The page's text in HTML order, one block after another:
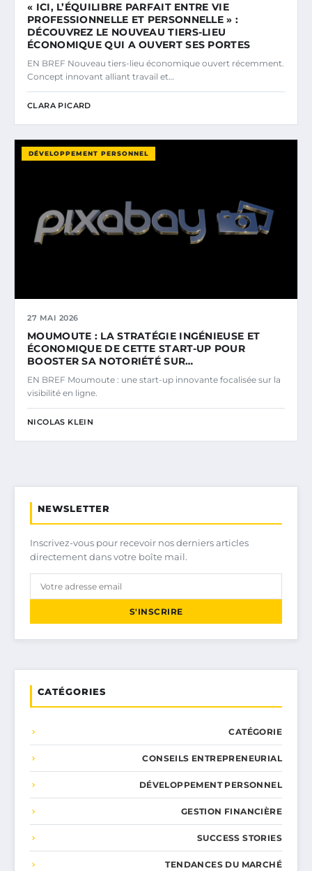
« ICI, L’ÉQUILIBRE PARFAIT ENTRE VIE
PROFESSIONNELLE ET PERSONNELLE » :
DÉCOUVREZ LE NOUVEAU TIERS-LIEU
ÉCONOMIQUE QUI A OUVERT SES PORTES
EN BREF Nouveau tiers-lieu économique ouvert récemment.
Concept innovant alliant travail et…
CLARA PICARD
DÉVELOPPEMENT PERSONNEL
27 MAI 2026
MOUMOUTE : LA STRATÉGIE INGÉNIEUSE ET
ÉCONOMIQUE DE CETTE START-UP POUR
BOOSTER SA NOTORIÉTÉ SUR…
EN BREF Moumoute : une start-up innovante focalisée sur la
visibilité en ligne.
NICOLAS KLEIN
NEWSLETTER
Inscrivez-vous pour recevoir nos derniers articles
directement dans votre boîte mail.
S'INSCRIRE
CATÉGORIES
CATÉGORIE
CONSEILS ENTREPRENEURIAL
DÉVELOPPEMENT PERSONNEL
GESTION FINANCIÈRE
SUCCESS STORIES
TENDANCES DU MARCHÉ